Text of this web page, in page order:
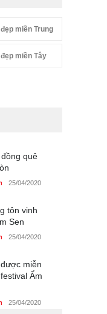
miền Trung
miền Tây
quê
25/04/2020
tôn vinh
Sen
25/04/2020
miễn
Ẩm
25/04/2020